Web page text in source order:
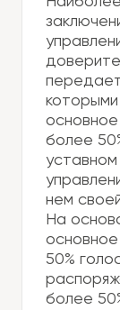
более
нем
На
50%
более